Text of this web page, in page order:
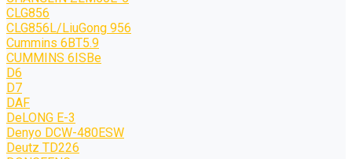
CLG856
CLG856L/LiuGong 956
Cummins 6BT5.9
CUMMINS 6ISBe
D6
D7
DAF
DeLONG Е-3
Denyo DCW-480ESW
Deutz TD226